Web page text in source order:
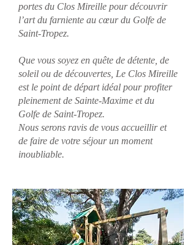
portes du Clos Mireille pour découvrir
l’art du farniente au cœur du Golfe de
Saint-Tropez.
Que vous soyez en quête de détente, de
soleil ou de découvertes, Le Clos Mireille
est le point de départ idéal pour profiter
pleinement de Sainte-Maxime et du
Golfe de Saint-Tropez.
Nous serons ravis de vous accueillir et
de faire de votre séjour un moment
inoubliable.